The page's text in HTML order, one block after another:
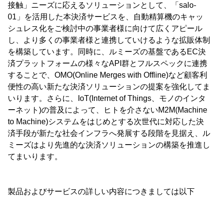
接触」ニーズに応えるソリューションとして、「salo-
01」を活用した本決済サービスを、自動精算機のキャッ
シュレス化をご検討中の事業者様に向けて広くアピール
し、より多くの事業者様と連携していけるような拡販体制
を構築しています。同時に、ルミーズの基盤であるEC決
済プラットフォームの様々なAPI群とフルスペックに連携
することで、OMO(Online Merges with Offline)など顧客利
便性の高い新たな決済ソリューションの提案を強化してま
いります。さらに、IoT(Internet of Things、モノのインタ
ーネット)の普及によって、ヒトを介さないM2M(Machine
to Machine)システムをはじめとする次世代に対応した決
済手段が新たな社会インフラへ発展する段階を見据え、ル
ミーズはより先進的な決済ソリューションの構築を推進し
てまいります。
製品およびサービスの詳しい内容につきましては以下